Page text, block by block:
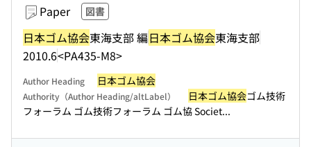
Paper 図書
日本ゴム協会東海支部 編日本ゴム協会東海支部
2010.6<PA435-M8>
Author Heading 日本ゴム協会
Authority（Author Heading/altLabel） 日本ゴム協会ゴム技術
フォーラム ゴム技術フォーラム ゴム協 Societ...